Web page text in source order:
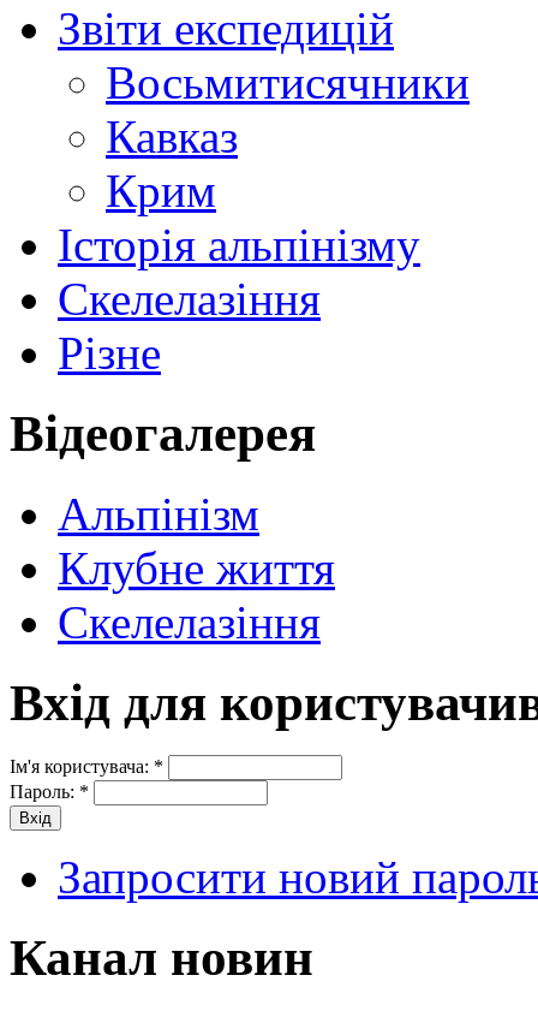
Звіти експедицій
Восьмитисячники
Кавказ
Крим
Історія альпінізму
Скелелазіння
Різне
Відеогалерея
Альпінізм
Клубне життя
Скелелазіння
Вхід для
Ім'я користувача: *
Пароль: *
Запросити новий
Канал новин